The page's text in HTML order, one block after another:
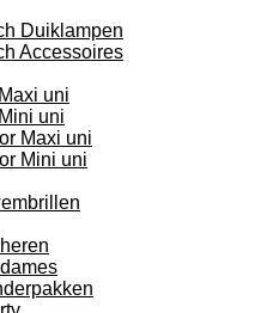
Duiklampen
Accessoires
uni
uni
Maxi uni
Mini uni